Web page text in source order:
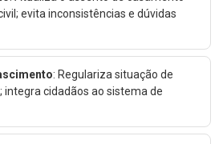
evita inconsistências e dúvidas
: Regulariza situação de
integra cidadãos ao sistema de